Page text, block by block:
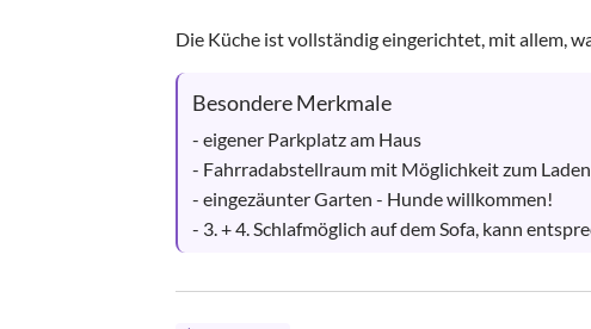
Die Küche ist vollständig eingerichtet, mit allem,
Besondere Merkmale
- eigener Parkplatz am Haus
- Fahrradabstellraum mit Möglichkeit zum
- eingezäunter Garten - Hunde willkommen!
- 3. + 4. Schlafmöglich auf dem Sofa, kann